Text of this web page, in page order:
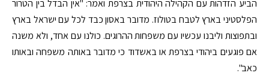
הביע הזדהות עם הקהילה היהודית בצרפת ואמר: "אין הבדל בין הטרור
הפלסטיני בארץ לטבח בטולוז. מדובר באסון כבד לכל עם ישראל בארץ
ובתפוצות וליבנו עכשיו עם משפחות ההרוגים. כולנו עם אחד, ולא משנה
אם פוגעים ביהודי בצרפת או באשדוד כי מדובר באותה משפחה ובאותו
כאב".